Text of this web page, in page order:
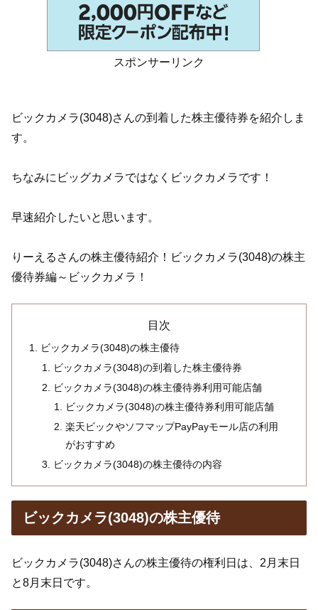
スポンサーリンク
ビックカメラ(3048)さんの到着した株主優待券を紹介しま
す。
ちなみにビッグカメラではなくビックカメラです！
早速紹介したいと思います。
りーえるさんの株主優待紹介！ビックカメラ(3048)の株主
優待券編～ビックカメラ！
目次
ビックカメラ(3048)の株主優待
ビックカメラ(3048)の到着した株主優待券
ビックカメラ(3048)の株主優待券利用可能店舗
ビックカメラ(3048)の株主優待券利用可能店舗
楽天ビックやソフマップPayPayモール店の利用
がおすすめ
ビックカメラ(3048)の株主優待の内容
ビックカメラ(3048)の株主優待
ビックカメラ(3048)さんの株主優待の権利日は、2月末日
と8月末日です。